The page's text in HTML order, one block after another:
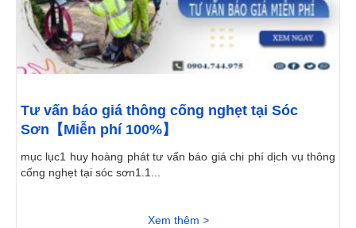
Tư vấn báo giá thông cống nghẹt tại Sóc
Sơn【Miễn phí 100%】
mục lục1 huy hoàng phát tư vấn báo giá chi phí dịch vụ thông
cống nghẹt tại sóc sơn1.1...
Xem thêm >